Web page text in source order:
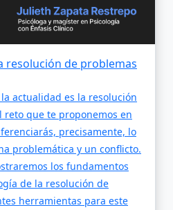
resolución de problemas
actualidad es la resolución
reto que te proponemos en
precisamente, lo
problemática y un conflicto.
los fundamentos
de la resolución de
herramientas para este